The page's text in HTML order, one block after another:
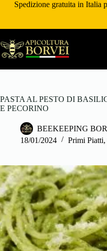
SaltaSpedizione gratuita in Italia
PASTA AL PESTO DI
E PECORINO
BEEKEEPING
18/01/2024
Primi Piatti,